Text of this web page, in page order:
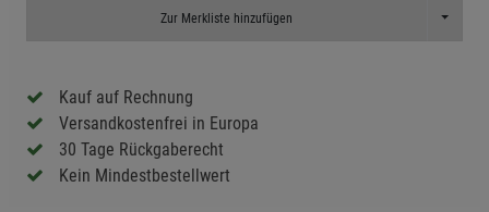
Zur Merkliste hinzufügen Toggle
Kauf auf Rechnung
Versandkostenfrei in Europa
30 Tage Rückgaberecht
Kein Mindestbestellwert